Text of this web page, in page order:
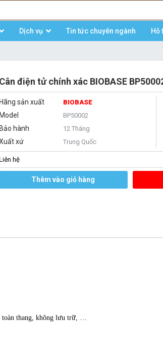
Dịch vụ Tin tức chuyên ngành Hỗ
Cân điện tử chính xác BIOBASE
Hãng sản xuất BIOBASE
Model BP50002
Bảo hành 12 Tháng
xứ Trung Quốc
hệ
Thêm vào giỏ hàng
toàn thang, không lưu trữ, …